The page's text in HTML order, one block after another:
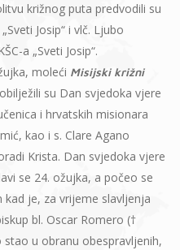
križnog puta predvodili su
Josip“ i vlč. Ljubo
a „Sveti Josip“.
moleći Misijski križni
su Dan svjedoka vjere
i hrvatskih misionara
kao i s. Clare Agano
Krista. Dan svjedoka vjere
se 24. ožujka, a počeo se
kad je, za vrijeme slavljenja
bl. Oscar Romero (†
u obranu obespravljenih,